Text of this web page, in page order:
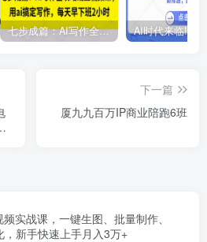
七步成篇：AI写作全攻略线上视频课，用ai搞定写作，每天早下班2小时
下一篇
厦九九百万IP商业陪跑6班
实战课，一键生图、批量制作、
，新手快速上手月入3万+